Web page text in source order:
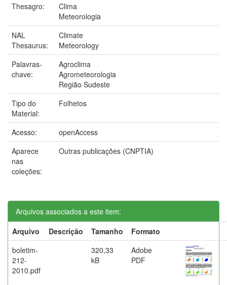
Thesagro:
Clima
Meteorologia
NAL
Thesaurus:
Climate
Meteorology
Palavras-
chave:
Agroclima
Agrometeorologia
Região Sudeste
Tipo do
Material:
Folhetos
Acesso:
openAccess
Aparece
nas
coleções:
Outras publicações (CNPTIA)
Arquivos associados a este item:
Arquivo
Descrição Tamanho
Formato
boletim-
212-
2010.pdf
320,33
kB
Adobe
PDF